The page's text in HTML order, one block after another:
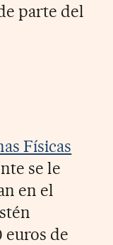
parte del
Físicas
se le
en el
euros de